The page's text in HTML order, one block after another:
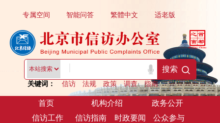
关键词： 信访 法规 政策 调查 指南
搜索
繁體中文
专属空间 适老版
智能问答
首页 机构介绍
政务公开
信访工作
信访指南 时政要闻 公众参与